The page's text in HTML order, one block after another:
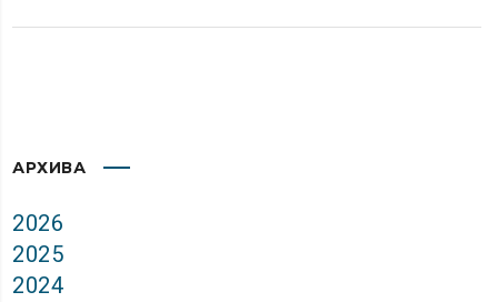
АРХИВА
2026
2025
2024